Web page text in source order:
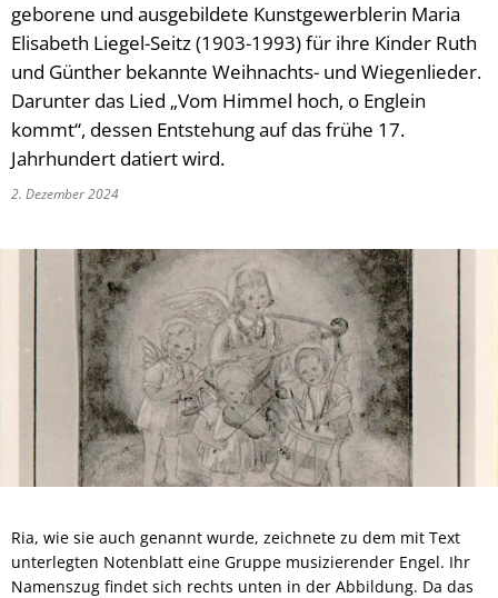
geborene und ausgebildete Kunstgewerblerin Maria
Elisabeth Liegel-Seitz (1903-1993) für ihre Kinder Ruth
und Günther bekannte Weihnachts- und Wiegenlieder.
Darunter das Lied „Vom Himmel hoch, o Englein
kommt“, dessen Entstehung auf das frühe 17.
Jahrhundert datiert wird.
2. Dezember 2024
Ria, wie sie auch genannt wurde, zeichnete zu dem mit Text
unterlegten Notenblatt eine Gruppe musizierender Engel. Ihr
Namenszug findet sich rechts unten in der Abbildung. Da das